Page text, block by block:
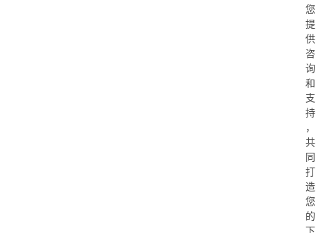
您
提
供
咨
询
和
支
持
，
共
同
打
造
您
的
下